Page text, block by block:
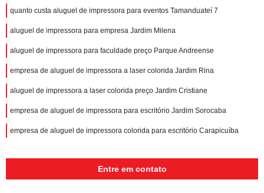
quanto custa aluguel de impressora para eventos Tamanduateí 7
aluguel de impressora para empresa Jardim Milena
aluguel de impressora para faculdade preço Parque Andreense
empresa de aluguel de impressora a laser colorida Jardim Rina
aluguel de impressora a laser colorida preço Jardim Cristiane
empresa de aluguel de impressora para escritório Jardim Sorocaba
empresa de aluguel de impressora colorida para escritório Carapicuíba
Entre em contato